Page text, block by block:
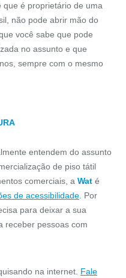
que é proprietário de uma
não pode abrir mão do
você sabe que pode
no assunto e que
sempre com o mesmo
entendem do assunto
de piso tátil
comerciais, a Wat é
de acessibilidade . Por
para deixar a sua
receber pessoas com
na internet. Fale